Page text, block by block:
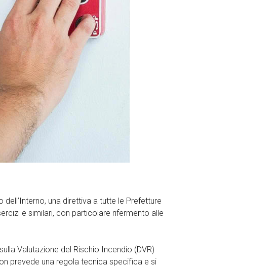
una direttiva a tutte le Prefetture
e similari, con particolare rifermento alle
Valutazione del Rischio Incendio (DVR)
prevede una regola tecnica specifica e si